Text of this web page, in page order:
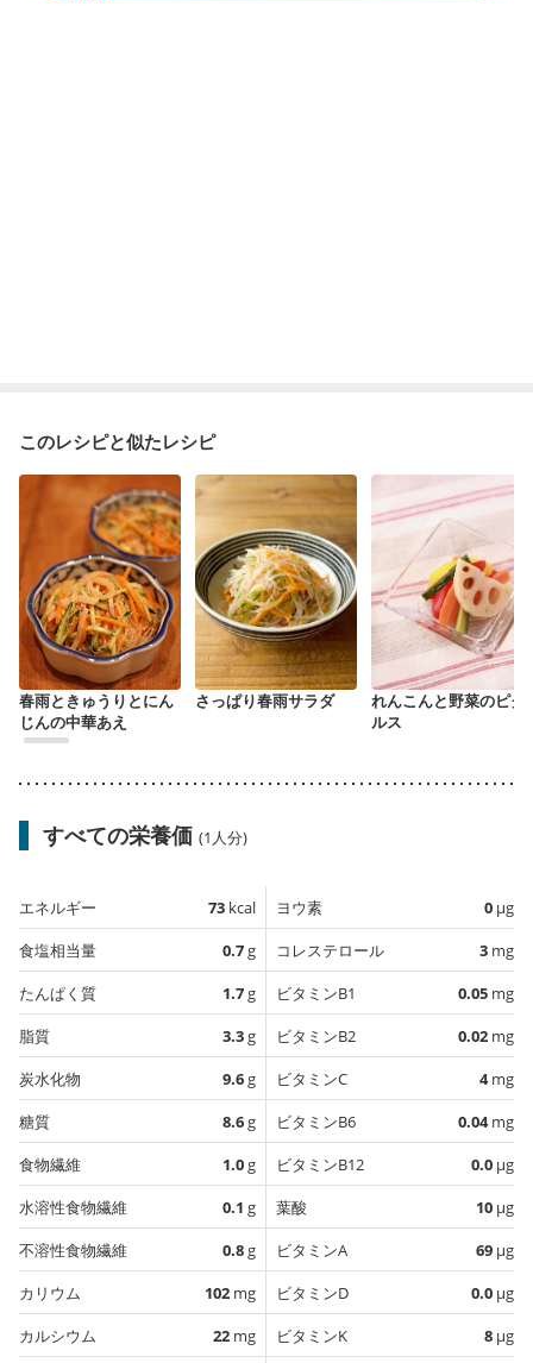
このレシピと似たレシピ
春雨ときゅうりとにん
じんの中華あえ
さっぱり春雨サラダ
れんこんと野菜のピク
ルス
すべての栄養価 (1人分)
エネルギー 73 kcal
食塩相当量
0.7g
たんぱく質
1.7g
脂質
3.3g
炭水化物
9.6g
糖質
8.6g
食物繊維
1.0g
水溶性食物繊維
0.1 g
不溶性食物繊維
0.8g
カリウム
102 mg
カルシウム
22 mg
ヨウ素 0 µg
コレステロール
3 mg
ビタミンB1
0.05 mg
ビタミンB2
0.02 mg
ビタミンC
4mg
ビタミンB6
0.04mg
ビタミンB12
0.0 µg
葉酸
10 µg
ビタミンA
69 µg
ビタミンD
0.0 µg
ビタミンK
8 µg